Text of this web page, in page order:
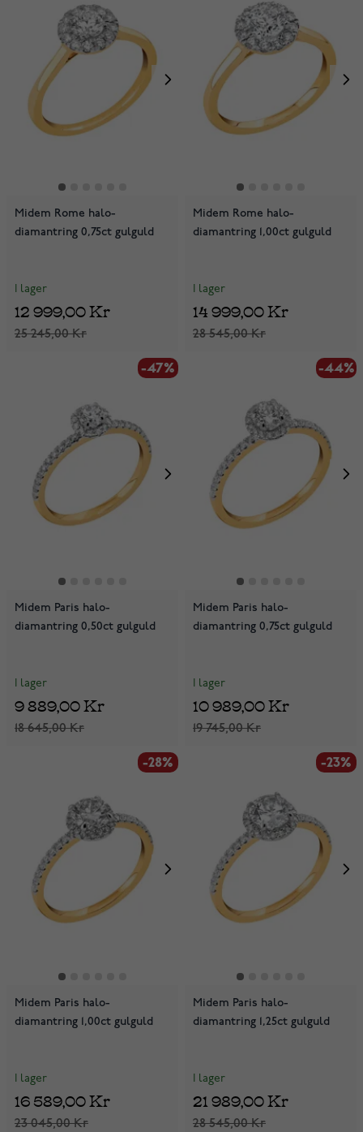
Midem Rome halo-
diamantring 0,75ct gulguld
I lager
25 245,00 Kr
12 999,00 Kr
Midem Rome halo-
diamantring 1,00ct gulguld
I lager
28 545,00 Kr
14 999,00 Kr
-47%
Midem Paris halo-
diamantring 0,50ct gulguld
I lager
18 645,00 Kr
9 889,00 Kr
-44%
Midem Paris halo-
diamantring 0,75ct gulguld
I lager
19 745,00 Kr
10 989,00 Kr
-28%
Midem Paris halo-
diamantring 1,00ct gulguld
I lager
23 045,00 Kr
16 589,00 Kr
-23%
Midem Paris halo-
diamantring 1,25ct gulguld
I lager
28 545,00 Kr
21 989,00 Kr